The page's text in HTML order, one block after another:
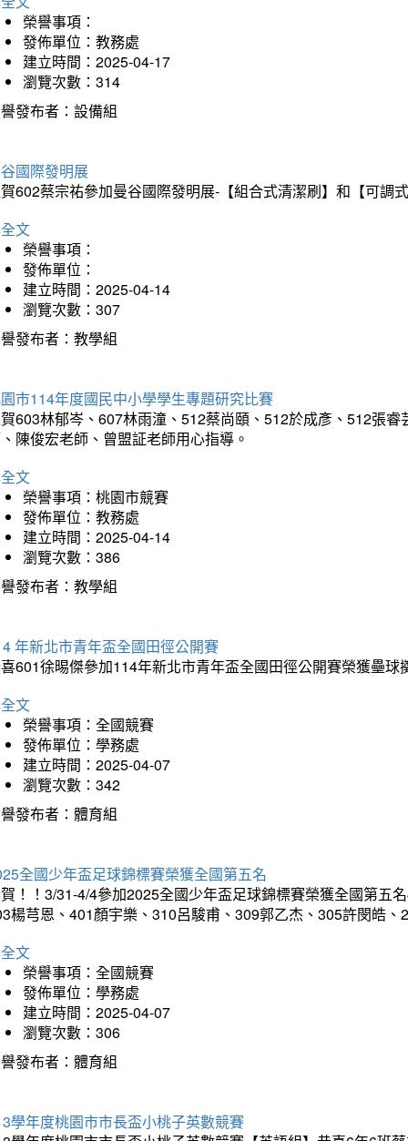
榮譽事項：
發佈單位：教務處
建立時間：2025-04-17
瀏覽次數：314
發布者：設備組
國際發明展
602蔡宗祐參加曼谷國際發明展-【組合式清潔刷】和【可調
文
榮譽事項：
發佈單位：
建立時間：2025-04-14
瀏覽次數：307
發布者：教學組
市114年度國民中小學學生專題研究比賽
603林郁岑、607林雨潼、512蔡尚頤、512於成彥、512張
陳俊宏老師、曾盟証老師用心指導。
文
榮譽事項：桃園市競賽
發佈單位：教務處
建立時間：2025-04-14
瀏覽次數：386
發布者：教學組
年新北市青年盃全國田徑公開賽
601徐晹傑參加114年新北市青年盃全國田徑公開賽榮獲壘
文
榮譽事項：全國競賽
發佈單位：學務處
建立時間：2025-04-07
瀏覽次數：342
發布者：體育組
全國少年盃足球錦標賽榮獲全國第五名
！！3/31-4/4參加2025全國少年盃足球錦標賽榮獲全國第五
楊芎恩、401顏宇樂、310呂駿甫、309郭乙杰、305許閔皓
文
榮譽事項：全國競賽
發佈單位：學務處
建立時間：2025-04-07
瀏覽次數：306
發布者：體育組
學年度桃園市市長盃小桃子英數競賽